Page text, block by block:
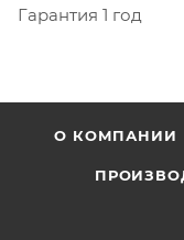
Гарантия 1 год
О КОМПАНИИ